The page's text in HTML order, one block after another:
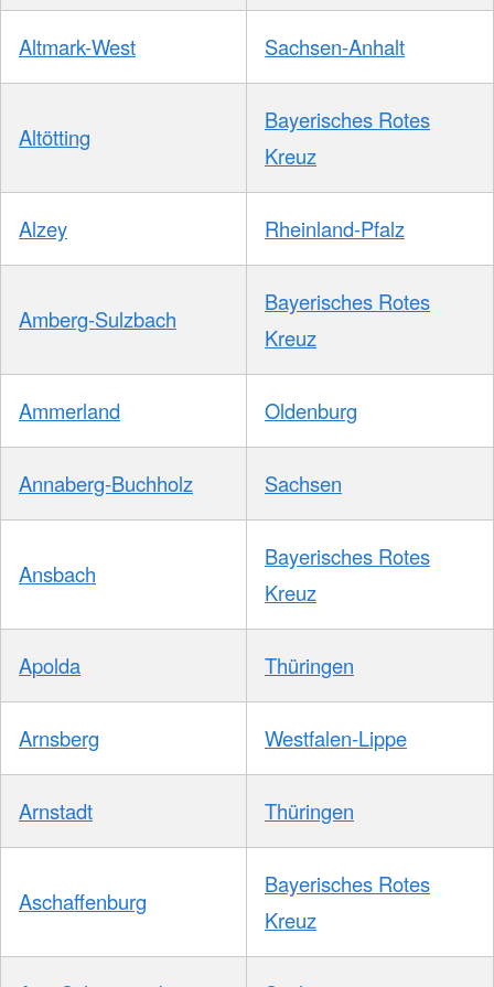
Altmark-West Sachsen-Anhalt
Altötting
Bayerisches Rotes
Kreuz
Alzey Rheinland-Pfalz
Amberg-Sulzbach
Bayerisches Rotes
Kreuz
Ammerland Oldenburg
Annaberg-Buchholz Sachsen
Ansbach
Bayerisches Rotes
Kreuz
Apolda Thüringen
Arnsberg Westfalen-Lippe
Arnstadt Thüringen
Aschaffenburg
Bayerisches Rotes
Kreuz